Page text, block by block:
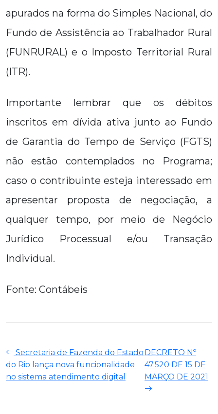
apurados na forma do Simples Nacional, do
Fundo de Assistência ao Trabalhador Rural
(FUNRURAL) e o Imposto Territorial Rural
(ITR).
Importante lembrar que os débitos
inscritos em dívida ativa junto ao Fundo
de Garantia do Tempo de Serviço (FGTS)
não estão contemplados no Programa;
caso o contribuinte esteja interessado em
apresentar proposta de negociação, a
qualquer tempo, por meio de Negócio
Jurídico Processual e/ou Transação
Individual.
Fonte: Contábeis
Secretaria de Fazenda do Estado
do Rio lança nova funcionalidade
no sistema atendimento digital
DECRETO Nº
47.520 DE 15 DE
MARÇO DE 2021